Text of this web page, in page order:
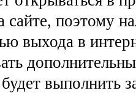
сайте, поэтому
выхода в
выполнить